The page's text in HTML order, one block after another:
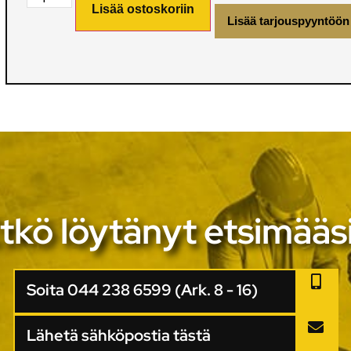
Lisää ostoskoriin
Lisää tarjouspyyntöön
löytänyt
Soita 044 238 6599 (Ark. 8 - 16)
Lähetä sähköpostia tästä